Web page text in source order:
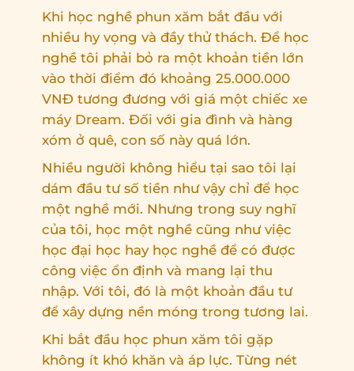
Khi học nghề phun xăm bắt đầu với
nhiều hy vọng và đầy thử thách. Để học
nghề tôi phải bỏ ra một khoản tiền lớn
vào thời điểm đó khoảng 25.000.000
VNĐ tương đương với giá một chiếc xe
máy Dream. Đối với gia đình và hàng
xóm ở quê, con số này quá lớn.
Nhiều người không hiểu tại sao tôi lại
dám đầu tư số tiền như vậy chỉ để học
một nghề mới. Nhưng trong suy nghĩ
của tôi, học một nghề cũng như việc
học đại học hay học nghề để có được
công việc ổn định và mang lại thu
nhập. Với tôi, đó là một khoản đầu tư
để xây dựng nền móng trong tương lai.
Khi bắt đầu học phun xăm tôi gặp
không ít khó khăn và áp lực. Từng nét